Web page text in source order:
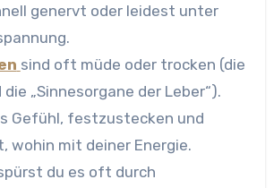
genervt oder leidest unter
sind oft müde oder trocken (die
„Sinnesorgane der Leber“).
Gefühl, festzustecken und
wohin mit deiner Energie.
du es oft durch